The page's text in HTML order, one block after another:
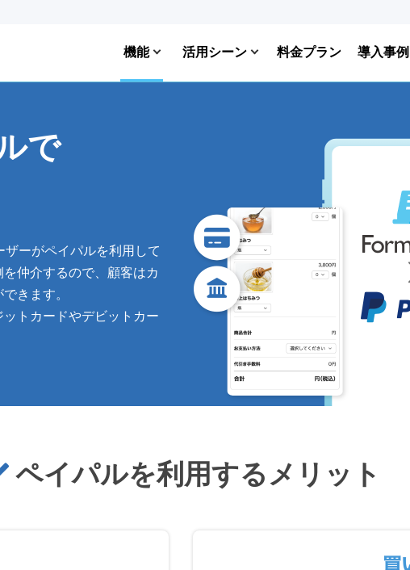
機能 活用シーン 料金プラン 導入事例
で
ーがペイパルを利用して
仲介するので、顧客はカ
きます。
トカードやデビットカー
ペイパルを利用するメリット